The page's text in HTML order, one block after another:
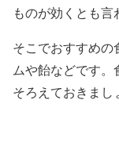
ものが効くとも言
そこでおすすめ
ムや飴などです。
そろえておきまし